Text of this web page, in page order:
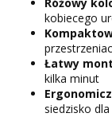
kobiecego
Łatwy
kilka minut
siedzisko